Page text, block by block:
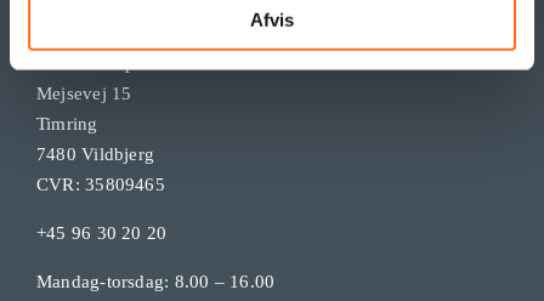
Afvis
Mejsevej 15
Timring
7480 Vildbjerg
CVR: 35809465
+45 96 30 20 20
Mandag-torsdag: 8.00 – 16.00